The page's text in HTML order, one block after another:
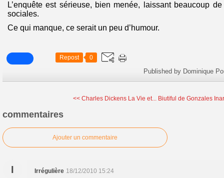
L’enquête est sérieuse, bien menée, laissant beaucoup
sociales.
Ce qui manque, ce serait un peu d’humour.
Repost 0
Published by Dominique
<< Charles Dickens La Vie et... Biutiful de Gonzales
commentaires
Ajouter un commentaire
I Irrégulière 18/12/2010 15:24